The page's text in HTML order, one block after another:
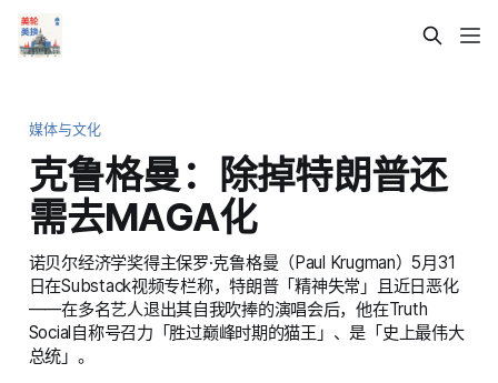
媒体与文化
克鲁格曼：除掉特朗普还
需去MAGA化
诺贝尔经济学奖得主保罗·克鲁格曼（Paul Krugman）5月31
日在Substack视频专栏称，特朗普「精神失常」且近日恶化
——在多名艺人退出其自我吹捧的演唱会后，他在Truth
Social自称号召力「胜过巅峰时期的猫王」、是「史上最伟大
总统」。